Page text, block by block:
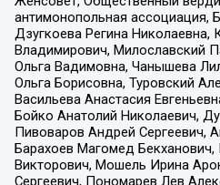
антимонопольная ассоциация,
Дзугкоева Регина Николаевна,
Владимирович, Милославский
Ольга Вадимовна, Чанышева
Ольга Борисовна, Туровский
Васильева Анастасия
Бойко Анатолий Николаевич,
Пивоваров Андрей Сергеевич,
Барахоев Магомед
Викторович, Мошель Ирина
Сергеевич, Пономарев Лев